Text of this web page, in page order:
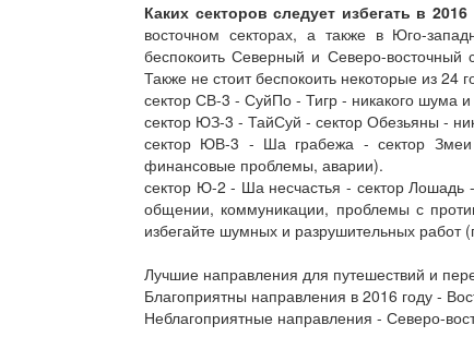
Каких секторов следует избегать в 2016
восточном секторах, а также в Юго-
беспокоить Северный и Северо-восточный
Также не стоит беспокоить некоторые из 24
сектор СВ-3 - СуйПо - Тигр - никакого шума
сектор ЮЗ-3 - ТайСуй - сектор Обезьяны -
сектор ЮВ-3 - Ша грабежа - сектор Змеи
финансовые проблемы, аварии).
сектор Ю-2 - Ша несчастья - сектор Лошадь
общении, коммуникации, проблемы с
избегайте шумных и разрушительных работ
Лучшие направления для путешествий и
Благоприятны направления в 2016 году -
Неблагоприятные направления - Северо-